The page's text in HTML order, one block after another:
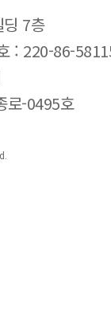
7층
: 220-86-
로-0495호